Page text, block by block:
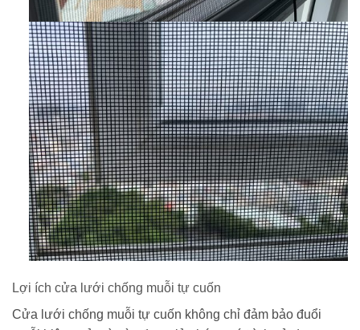
Lợi ích cửa lưới chống muỗi tự cuốn
Cửa lưới chống muỗi tự cuốn không chỉ đảm bảo đuổi